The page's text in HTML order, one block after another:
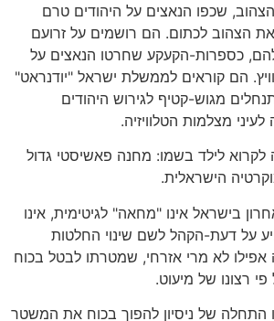
שכפו הנאצים על היהודים טרם
הצהוב לכתום. הם רושמים על זרועם
כספרות-הקעקע שחרטו הנאצים על
הם קוראים לממשלת ישראל "יודנראט"
מגוש-קטיף לגירוש היהודים
מצלמות הטלוויזיה.
לקרוא לילד בשמו: מחנה פאשיסטי גדול
הישראלית.
בישראל אינו "מחאה" לגיטימית, אינו
על דעת-הקהל לשם שינוי החלטות
לא מרי אזרחי, שמטרתו לבטל בכוח
רצונו של מיעוט.
התחלה של ניסיון להפוך בכוח את המשטר